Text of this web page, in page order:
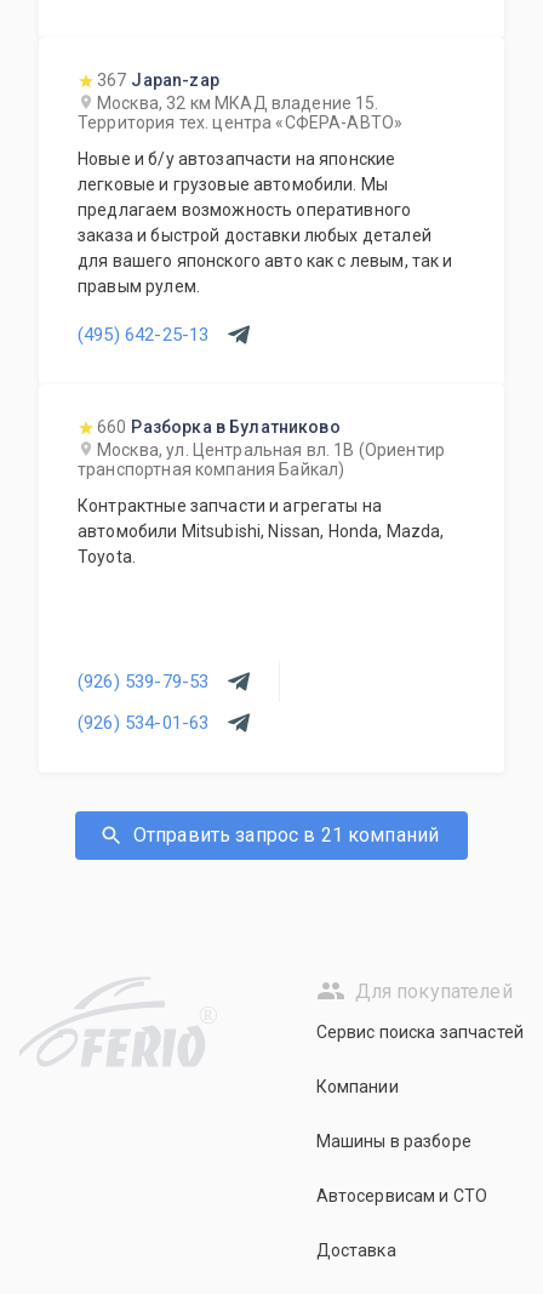
367 Japan-zap
Москва, 32 км МКАД владение 15.
Территория тех. центра «СФЕРА-АВТО»
Новые и б/у автозапчасти на японские
легковые и грузовые автомобили. Мы
предлагаем возможность оперативного
заказа и быстрой доставки любых деталей
для вашего японского авто как с левым, так и
правым рулем.
(495) 642-25-13
660 Разборка в Булатниково
Москва, ул. Центральная вл. 1В (Ориентир
транспортная компания Байкал)
Контрактные запчасти и агрегаты на
автомобили Mitsubishi, Nissan, Honda, Mazda,
Toyota.
(926) 539-79-53
(926) 534-01-63
Отправить запрос в 21 компаний
R
Для покупателей
Сервис поиска запчастей
Компании
Машины в разборе
Автосервисам и СТО
Доставка